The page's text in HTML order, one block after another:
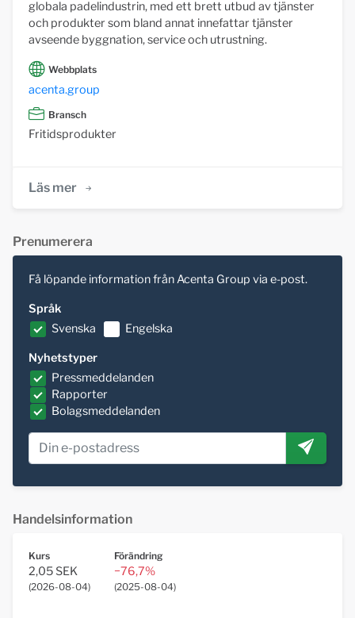
globala padelindustrin, med ett brett utbud av tjänster
och produkter som bland annat innefattar tjänster
avseende byggnation, service och utrustning.
Webbplats
acenta.group
Bransch
Fritidsprodukter
Läs mer
Prenumerera
Få löpande information från Acenta Group via e-post.
Språk
Svenska
Engelska
Nyhetstyper
Pressmeddelanden
Rapporter
Bolagsmeddelanden
Handelsinformation
Kurs
2,05 SEK
(2026-08-04)
Förändring
−76,7%
(2025-08-04)